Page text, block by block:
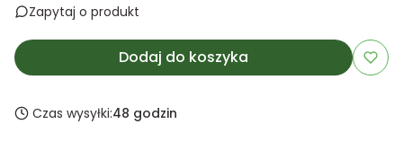
Zapytaj o produkt
Dodaj do koszyka
Czas wysyłki:48 godzin